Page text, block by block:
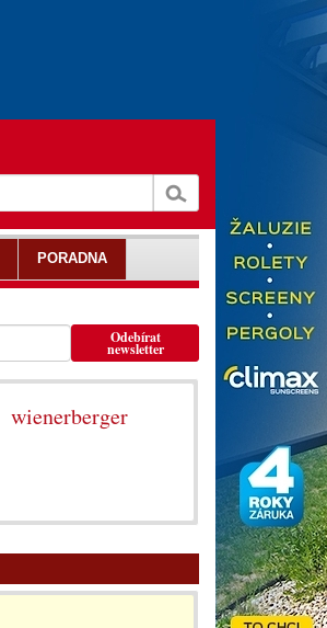
Odebírat
newsletter
wienerberger
PORADNA